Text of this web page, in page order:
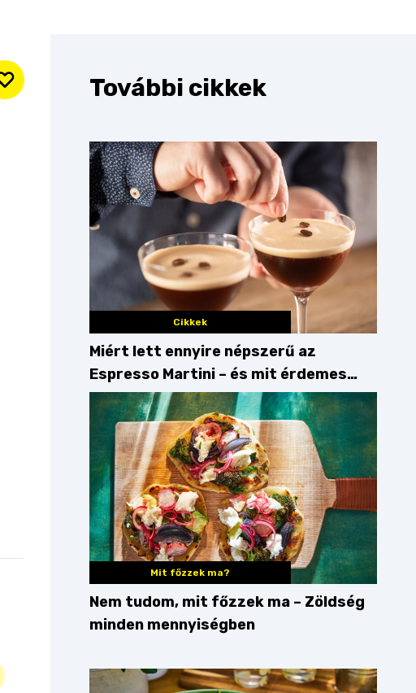
További cikkek
Cikkek
Miért lett ennyire népszerű az
Espresso Martini – és mit érdemes
enni mellé?
Mit főzzek ma?
Nem tudom, mit főzzek ma – Zöldség
minden mennyiségben